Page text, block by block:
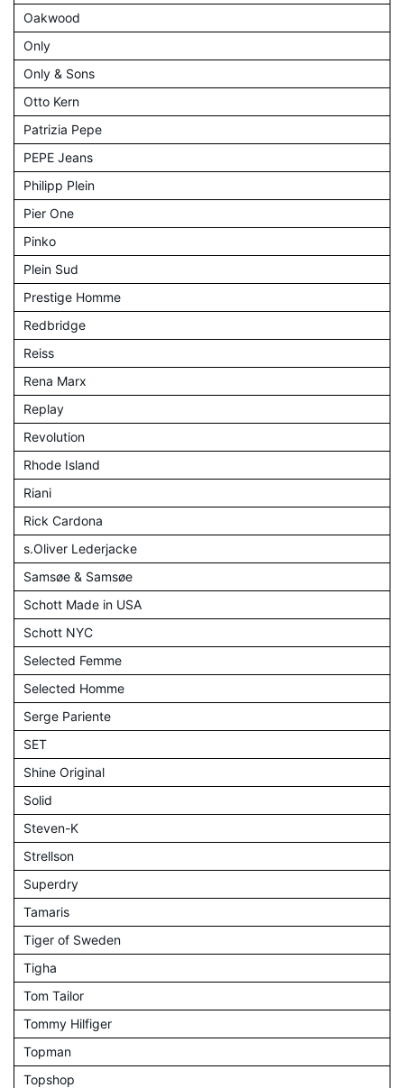
Oakwood
Only
Only & Sons
Otto Kern
Patrizia Pepe
PEPE Jeans
Philipp Plein
Pier One
Pinko
Plein Sud
Prestige Homme
Redbridge
Reiss
Rena Marx
Replay
Revolution
Rhode Island
Riani
Rick Cardona
s.Oliver Lederjacke
Samsøe & Samsøe
Schott Made in USA
Schott NYC
Selected Femme
Selected Homme
Serge Pariente
SET
Shine Original
Solid
Steven-K
Strellson
Superdry
Tamaris
Tiger of Sweden
Tigha
Tom Tailor
Tommy Hilfiger
Topman
Topshop